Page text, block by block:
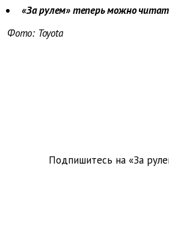
«За рулем» теперь можно
Фото: Toyota
Подпишитесь на «За